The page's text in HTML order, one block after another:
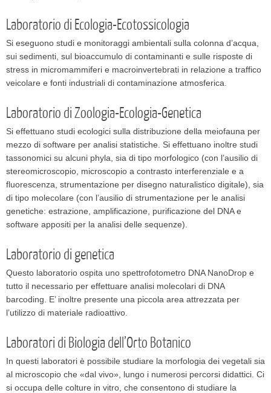
Laboratorio di Ecologia-Ecotossicologia
Si eseguono studi e monitoraggi ambientali sulla colonna d’acqua,
sui sedimenti, sul bioaccumulo di contaminanti e sulle risposte di
stress in micromammiferi e macroinvertebrati in relazione a traffico
veicolare e fonti industriali di contaminazione atmosferica.
Laboratorio di Zoologia-Ecologia-Genetica
Si effettuano studi ecologici sulla distribuzione della meiofauna per
mezzo di software per analisi statistiche. Si effettuano inoltre studi
tassonomici su alcuni phyla, sia di tipo morfologico (con l’ausilio di
stereomicroscopio, microscopio a contrasto interferenziale e a
fluorescenza, strumentazione per disegno naturalistico digitale), sia
di tipo molecolare (con l’ausilio di strumentazione per le analisi
genetiche: estrazione, amplificazione, purificazione del DNA e
software appositi per la analisi delle sequenze).
Laboratorio di genetica
Questo laboratorio ospita uno spettrofotometro DNA NanoDrop e
tutto il necessario per effettuare analisi molecolari di DNA
barcoding. E’ inoltre presente una piccola area attrezzata per
l’utilizzo di materiale radioattivo.
Laboratori di Biologia dell’Orto Botanico
In questi laboratori è possibile studiare la morfologia dei vegetali sia
al microscopio che «dal vivo», lungo i numerosi percorsi didattici. Ci
si occupa delle colture in vitro, che consentono di studiare la